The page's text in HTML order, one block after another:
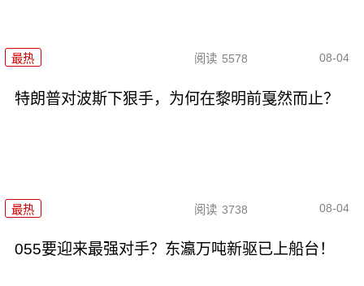
最热 阅读 5578 08-04
特朗普对波斯下狠手，为何在黎明前戛然而止？
最热 阅读 3738 08-04
055要迎来最强对手？东瀛万吨新驱已上船台！